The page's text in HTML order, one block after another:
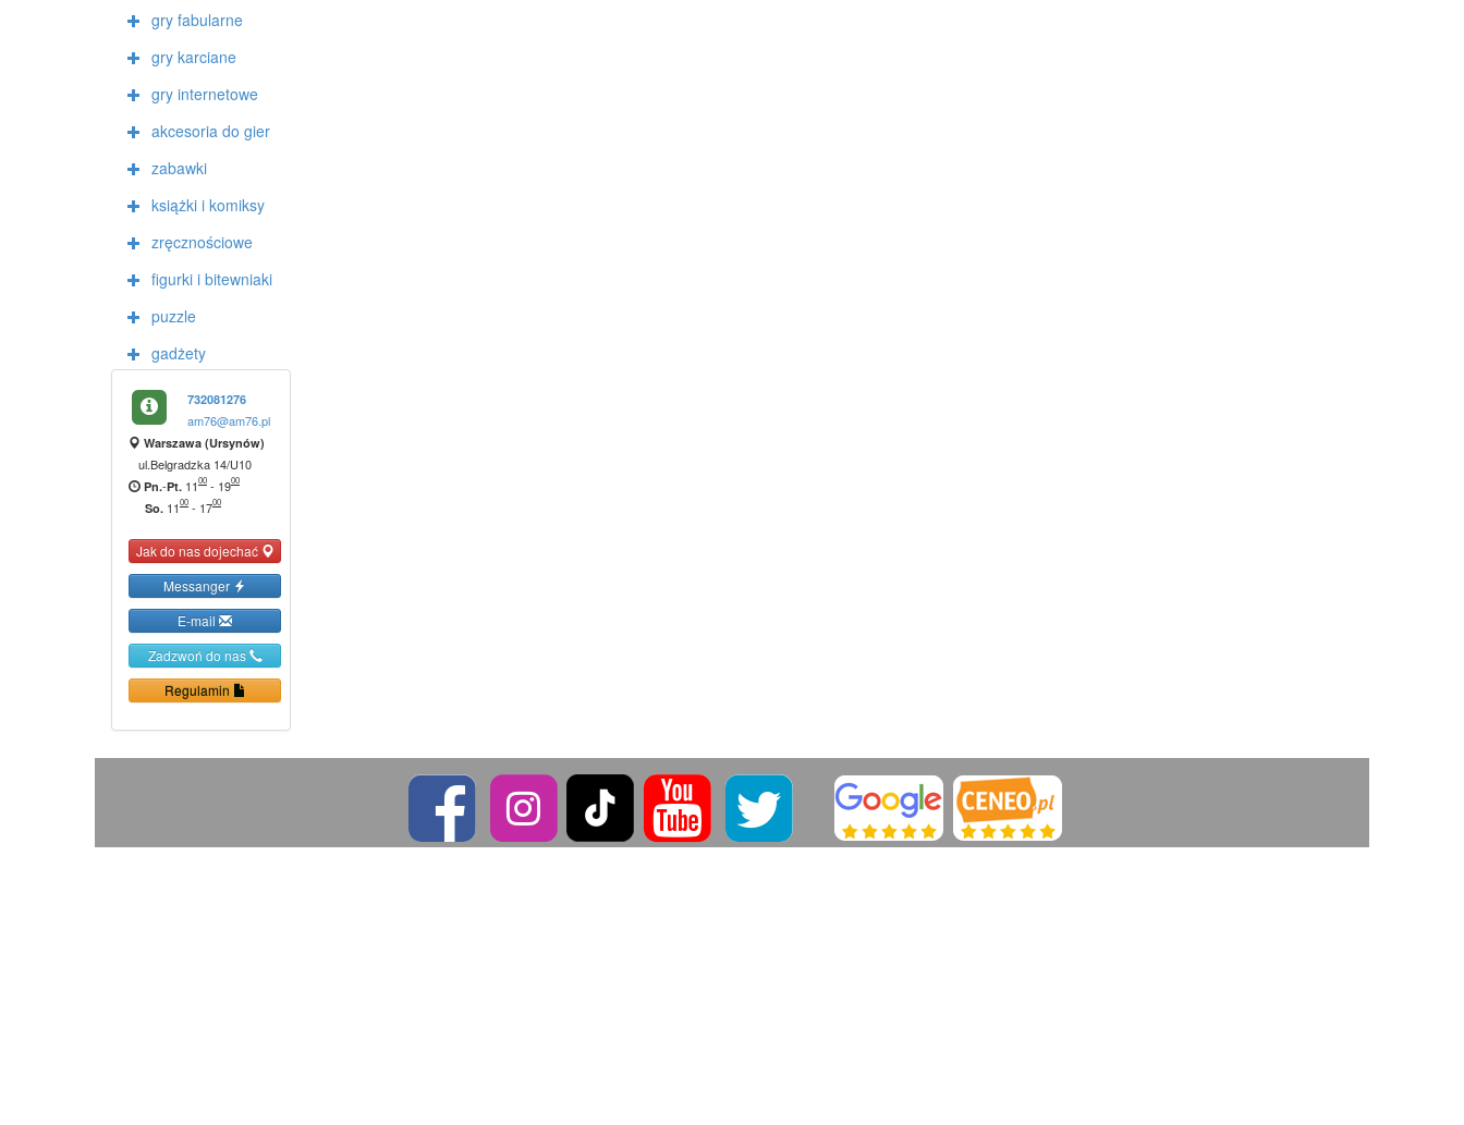
gry fabularne
gry karciane
gry internetowe
akcesoria do gier
zabawki
książki i komiksy
zręcznościowe
figurki i bitewniaki
puzzle
gadżety
732081276
am76@am76.pl
Warszawa (Ursynów)
ul.Belgradzka 14/U10
Pn.-Pt. 1100 - 1900
So. 1100 - 1700
Jak do nas dojechać
Messanger
E-mail
Zadzwoń do nas
Regulamin